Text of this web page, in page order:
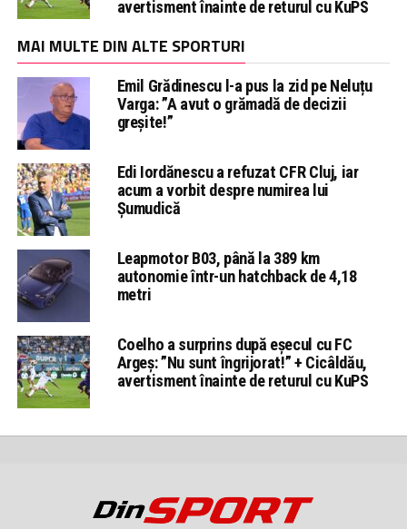
avertisment înainte de returul cu KuPS
MAI MULTE DIN ALTE SPORTURI
Emil Grădinescu l-a pus la zid pe Neluțu
Varga: ”A avut o grămadă de decizii
greșite!”
Edi Iordănescu a refuzat CFR Cluj, iar
acum a vorbit despre numirea lui
Șumudică
Leapmotor B03, până la 389 km
autonomie într-un hatchback de 4,18
metri
Coelho a surprins după eșecul cu FC
Argeș: ”Nu sunt îngrijorat!” + Cicâldău,
avertisment înainte de returul cu KuPS